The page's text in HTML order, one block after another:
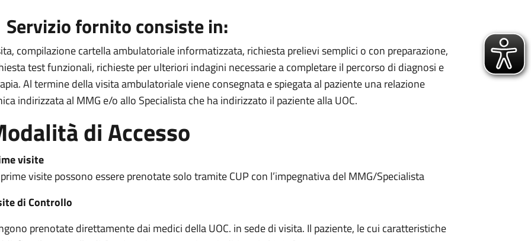
fornito consiste in:
compilazione cartella ambulatoriale informatizzata, richiesta prelievi semplici o con preparazione,
test funzionali, richieste per ulteriori indagini necessarie a completare il percorso di diagnosi e
Al termine della visita ambulatoriale viene consegnata e spiegata al paziente una relazione
indirizzata al MMG e/o allo Specialista che ha indirizzato il paziente alla UOC.
di Accesso
visite
visite possono essere prenotate solo tramite CUP con l’impegnativa del MMG/Specialista
di Controllo
prenotate direttamente dai medici della UOC. in sede di visita. Il paziente, le cui caratteristiche